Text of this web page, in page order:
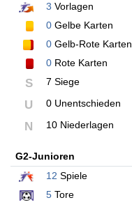
3 Vorlagen
0 Gelbe Karten
0 Gelb-Rote Karten
0 Rote Karten
S 7 Siege
U 0 Unentschieden
N 10 Niederlagen
G2-Junioren
12 Spiele
5 Tore